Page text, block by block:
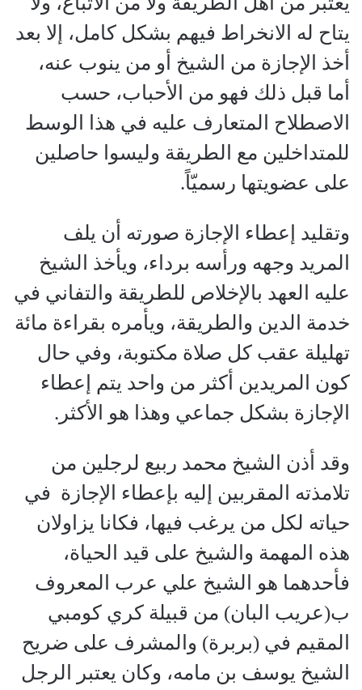
يتاح له الانخراط فيهم بشكل كامل، إلا بعد
أخذ الإجازة من الشيخ أو من ينوب عنه،
أما قبل ذلك فهو من الأحباب، حسب
الاصطلاح المتعارف عليه في هذا الوسط
للمتداخلين مع الطريقة وليسوا حاصلين
على عضويتها رسميّاً.
وتقليد إعطاء الإجازة صورته أن يلف
المريد وجهه ورأسه برداء، ويأخذ الشيخ
عليه العهد بالإخلاص للطريقة والتفاني في
خدمة الدين والطريقة، ويأمره بقراءة مائة
تهليلة عقب كل صلاة مكتوبة، وفي حال
كون المريدين أكثر من واحد يتم إعطاء
الإجازة بشكل جماعي وهذا هو الأكثر.
وقد أذن الشيخ محمد ربيع لرجلين من
تلامذته المقربين إليه بإعطاء الإجازة في
حياته لكل من يرغب فيها، فكانا يزاولان
هذه المهمة والشيخ على قيد الحياة،
فأحدهما هو الشيخ علي عرب المعروف
ب(عريب البان) من قبيلة كري كومبي
المقيم في (بربرة) والمشرف على ضريح
الشيخ يوسف بن مامه، وكان يعتبر الرجل